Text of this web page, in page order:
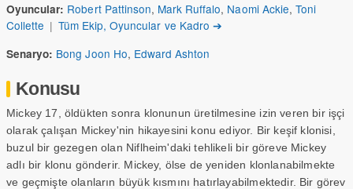
Oyuncular: Robert Pattinson, Mark Ruffalo, Naomi Ackie, Toni
Collette | Tüm Ekip, Oyuncular ve Kadro ➔
Senaryo: Bong Joon Ho, Edward Ashton
Konusu
Mickey 17, öldükten sonra klonunun üretilmesine izin veren bir işçi
olarak çalışan Mickey'nin hikayesini konu ediyor. Bir keşif klonisi,
buzul bir gezegen olan Niflheim'daki tehlikeli bir göreve Mickey
adlı bir klonu gönderir. Mickey, ölse de yeniden klonlanabilmekte
ve geçmişte olanların büyük kısmını hatırlayabilmektedir. Bir görev